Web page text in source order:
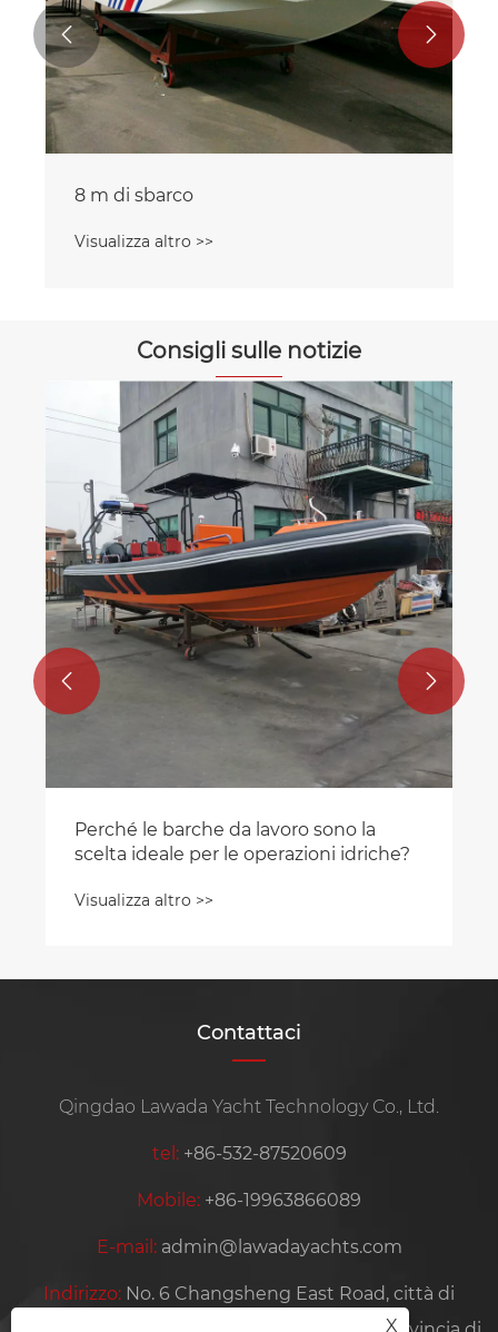
8 m di sbarco
Visualizza altro >>
 
Consigli sulle notizie
Perché le barche da lavoro sono la
scelta ideale per le operazioni idriche?
Visualizza altro >>
 
Contattaci
Qingdao Lawada Yacht Technology Co., Ltd.
tel: +86-532-87520609
Mobile: +86-19963866089
E-mail: admin@lawadayachts.com
Indirizzo: No. 6 Changsheng East Road, città di
X